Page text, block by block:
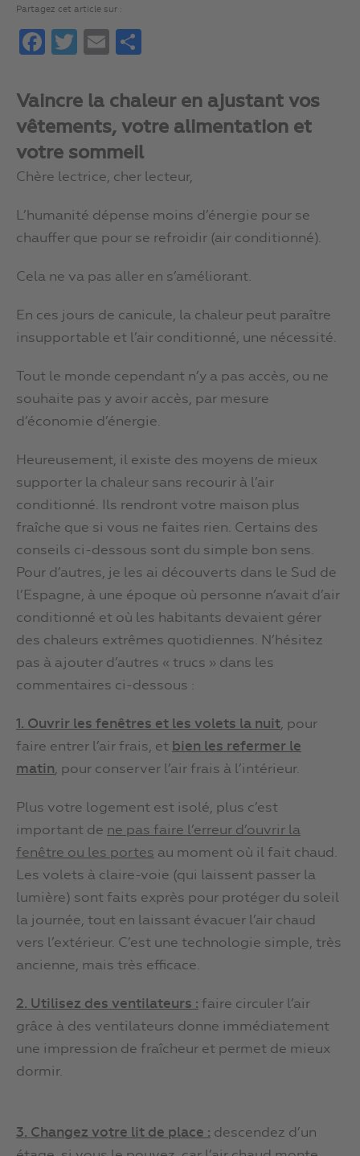
Partagez cet article sur :
FacebookTwitterEmail
Vaincre la chaleur en ajustant vos
vêtements, votre alimentation et
votre sommeil
Chère lectrice, cher lecteur,
L’humanité dépense moins d’énergie pour se
chauffer que pour se refroidir (air conditionné).
Cela ne va pas aller en s’améliorant.
En ces jours de canicule, la chaleur peut paraître
insupportable et l’air conditionné, une nécessité.
Tout le monde cependant n’y a pas accès, ou ne
souhaite pas y avoir accès, par mesure
d’économie d’énergie.
Heureusement, il existe des moyens de mieux
supporter la chaleur sans recourir à l’air
conditionné. Ils rendront votre maison plus
fraîche que si vous ne faites rien. Certains des
conseils ci-dessous sont du simple bon sens.
Pour d’autres, je les ai découverts dans le Sud de
l’Espagne, à une époque où personne n’avait d’air
conditionné et où les habitants devaient gérer
des chaleurs extrêmes quotidiennes. N’hésitez
pas à ajouter d’autres « trucs » dans les
commentaires ci-dessous :
1. Ouvrir les fenêtres et les volets la nuit, pour
faire entrer l’air frais, et bien les refermer le
matin, pour conserver l’air frais à l’intérieur.
Plus votre logement est isolé, plus c’est
important de ne pas faire l’erreur d’ouvrir la
fenêtre ou les portes au moment où il fait chaud.
Les volets à claire-voie (qui laissent passer la
lumière) sont faits exprès pour protéger du soleil
la journée, tout en laissant évacuer l’air chaud
vers l’extérieur. C’est une technologie simple, très
ancienne, mais très efficace.
2. Utilisez des ventilateurs : faire circuler l’air
grâce à des ventilateurs donne immédiatement
une impression de fraîcheur et permet de mieux
dormir.
3. Changez votre lit de place : descendez d’un